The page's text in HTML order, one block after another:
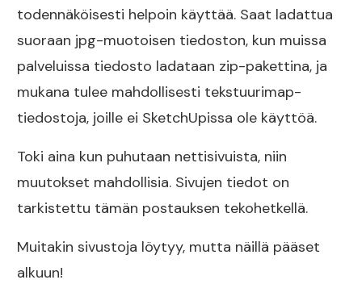
todennäköisesti helpoin käyttää. Saat ladattua
suoraan jpg-muotoisen tiedoston, kun muissa
palveluissa tiedosto ladataan zip-pakettina, ja
mukana tulee mahdollisesti tekstuurimap-
tiedostoja, joille ei SketchUpissa ole käyttöä.
Toki aina kun puhutaan nettisivuista, niin
muutokset mahdollisia. Sivujen tiedot on
tarkistettu tämän postauksen tekohetkellä.
Muitakin sivustoja löytyy, mutta näillä pääset
alkuun!